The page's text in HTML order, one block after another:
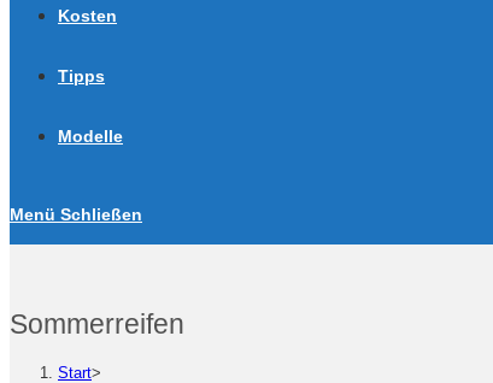
Kosten
Tipps
Modelle
Menü Schließen
Sommerreifen
Start>